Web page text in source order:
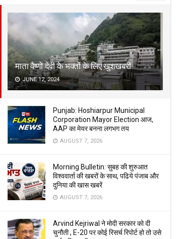
माता वैष्णो देवी के भक्तों के लिए खुशखबरी
JUNE 12, 2024
Punjab: Hoshiarpur Municipal
Corporation Mayor Election आज,
AAP का मेयर बनना लगभग तय
AUGUST 7, 2026
Morning Bulletin: सुबह की शुरुआत
विश्ववार्ता की खबरों के साथ, पढिये पंजाब और
दुनिया की खास खबरें
AUGUST 7, 2026
Arvind Kejriwal ने मोदी सरकार को दी
चुनौती , E-20 पर कोई रिसर्च रिपोर्ट हो तो उसे